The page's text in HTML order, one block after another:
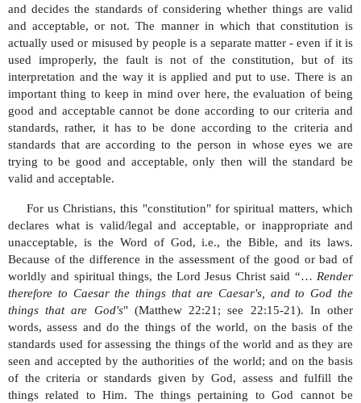
and decides the standards of considering whether things are valid
and acceptable, or not. The manner in which that constitution is
actually used or misused by people is a separate matter - even if it is
used improperly, the fault is not of the constitution, but of its
interpretation and the way it is applied and put to use. There is an
important thing to keep in mind over here, the evaluation of being
good and acceptable cannot be done according to our criteria and
standards, rather, it has to be done according to the criteria and
standards that are according to the person in whose eyes we are
trying to be good and acceptable, only then will the standard be
valid and acceptable.
For us Christians, this "constitution" for spiritual matters, which
declares what is valid/legal and acceptable, or inappropriate and
unacceptable, is the Word of God, i.e., the Bible, and its laws.
Because of the difference in the assessment of the good or bad of
worldly and spiritual things, the Lord Jesus Christ said “… Render
therefore to Caesar the things that are Caesar's, and to God the
things that are God's" (Matthew 22:21; see 22:15-21). In other
words, assess and do the things of the world, on the basis of the
standards used for assessing the things of the world and as they are
seen and accepted by the authorities of the world; and on the basis
of the criteria or standards given by God, assess and fulfill the
things related to Him. The things pertaining to God cannot be